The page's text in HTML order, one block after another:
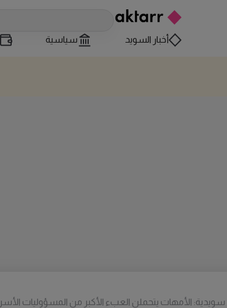
أخبار السويد سياسية
الأمهات يتحملن العبء الأكبر من المسؤوليات